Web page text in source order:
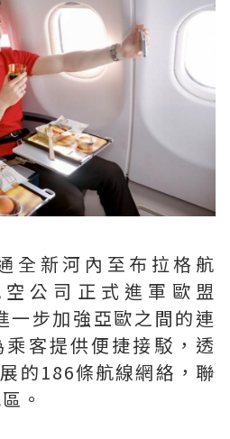
全新河內至布拉格航
公司正式進軍歐盟
一步加強亞歐之間的連
客提供便捷接駁，透
的186條航線網絡，聯
。